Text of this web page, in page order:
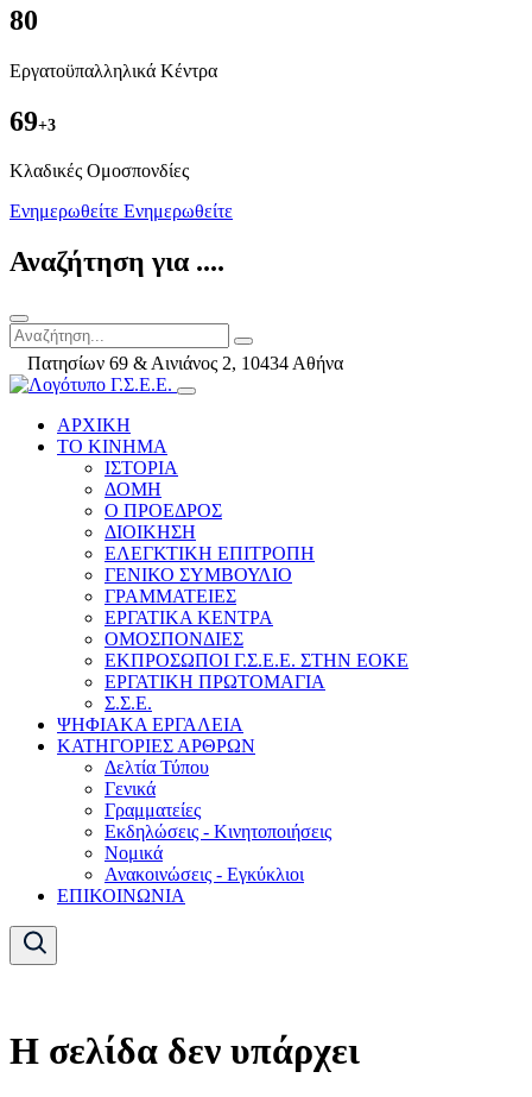
80
Εργατοϋπαλληλικά Κέντρα
69+3
Kλαδικές Ομοσπονδίες
Ενημερωθείτε Ενημερωθείτε
Αναζήτηση για ....
Πατησίων 69 & Αινιάνος 2, 10434 Αθήνα
ΑΡΧΙΚΗ
ΤΟ ΚΙΝΗΜΑ
ΙΣΤΟΡΙΑ
ΔΟΜΗ
Ο ΠΡΟΕΔΡΟΣ
ΔΙΟΙΚΗΣΗ
ΕΛΕΓΚΤΙΚΗ ΕΠΙΤΡΟΠΗ
ΓΕΝΙΚΟ ΣΥΜΒΟΥΛΙΟ
ΓΡΑΜΜΑΤΕΙΕΣ
ΕΡΓΑΤΙΚΑ ΚΕΝΤΡΑ
ΟΜΟΣΠΟΝΔΙΕΣ
ΕΚΠΡΟΣΩΠΟΙ Γ.Σ.Ε.Ε. ΣΤΗΝ ΕΟΚΕ
ΕΡΓΑΤΙΚΗ ΠΡΩΤΟΜΑΓΙΑ
Σ.Σ.Ε.
ΨΗΦΙΑΚΑ ΕΡΓΑΛΕΙΑ
ΚΑΤΗΓΟΡΙΕΣ ΑΡΘΡΩΝ
Δελτία Τύπου
Γενικά
Γραμματείες
Εκδηλώσεις - Κινητοποιήσεις
Νομικά
Ανακοινώσεις - Εγκύκλιοι
ΕΠΙΚΟΙΝΩΝΙΑ
Η σελίδα δεν υπάρχει